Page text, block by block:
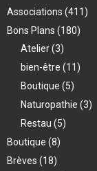
Associations (411)
Bons Plans (180)
Atelier(3)
bien-être (11)
Boutique (5)
Naturopathie (3)
Restau (5)
Boutique (8)
Brèves (18)